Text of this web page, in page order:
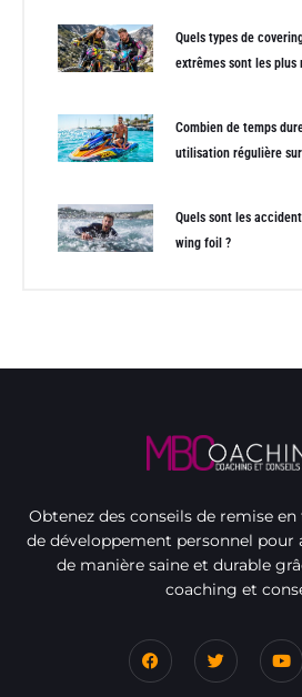
Quels types de
extrêmes sont les plus
Combien de temps
utilisation régulière sur
Quels sont les
wing foil ?
Obtenez des conseils de remise
de développement personnel
de manière saine et durable
coaching et